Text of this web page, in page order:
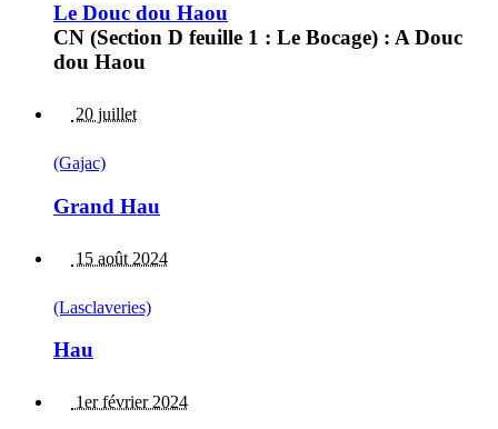
Le Douc dou Haou
CN (Section D feuille 1 : Le Bocage) : A Douc
dou Haou
20 juillet
(Gajac)
Grand Hau
15 août 2024
(Lasclaveries)
Hau
1er février 2024